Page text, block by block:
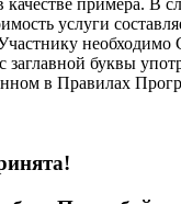
примера. В
услуги
необходимо
буквы
в Правилах